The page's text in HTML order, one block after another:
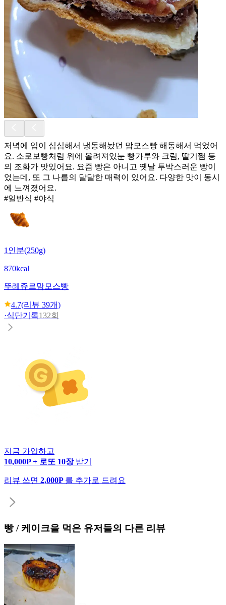
저녁에 입이 심심해서 냉동해놨던 맘모스빵 해동해서 먹었어
요. 소로보빵처럼 위에 올려져있눈 빵가루와 크림, 딸기쨈 등
의 조화가 맛있어요. 요즘 빵은 아니고 옛날 투박스러운 빵이
었는데, 또 그 나름의 달달한 매력이 있어요. 다양한 맛이 동시
에 느껴졌어요.
#일반식 #야식
1인분(250g)
870kcal
뚜레쥬르맘모스빵
4.7(리뷰 39개)
·식단기록132회
지금 가입하고
10,000P + 로또 10장 받기
리뷰 쓰면 2,000P 를 추가로 드려요
빵 / 케이크을 먹은 유저들의 다른 리뷰